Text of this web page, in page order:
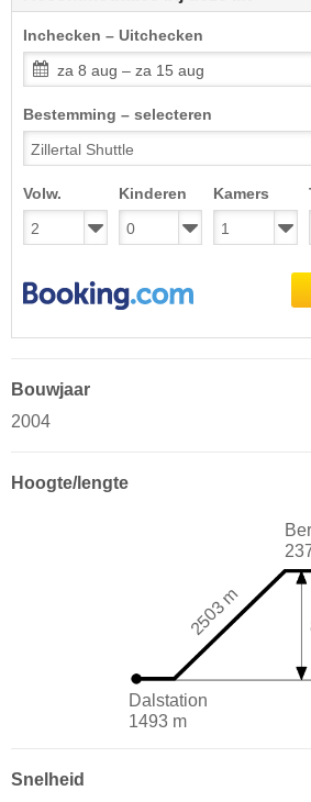
Inchecken – Uitchecken
za 8 aug – za 15 aug
Bestemming – selecteren
Volw. Kinderen Kamers
Bouwjaar
2004
Hoogte/lengte
Dalstation
1493 m
2503 m
Snelheid